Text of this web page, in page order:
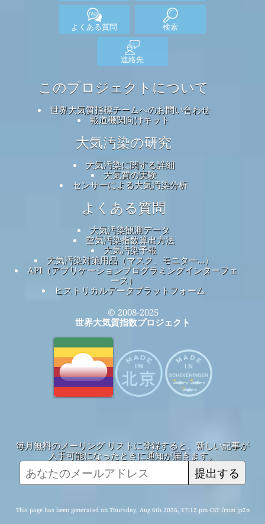
よくある質問 検索
連絡先
このプロジェクトについて
世界大気質指標チームへのお問い合わせ
報道機関向けキット
大気汚染の研究
大気汚染に関する詳細
大気質の実験
センサーによる大気汚染分析
よくある質問
大気汚染観測データ
空気汚染指数算出方法
大気汚染予報
大気汚染対策用品（マスク、モニター...）
API（アプリケーションプログラミングインターフェ
ース）
ヒストリカルデータプラットフォーム
© 2008-2025
世界大気質指数プロジェクト
毎月無料のメーリング リストに登録すると、新しい記事が
入手可能になったときに通知が届きます。
提出する
This page has been generated on Thursday, Aug 6th 2026, 17:12 pm CST from jp2n